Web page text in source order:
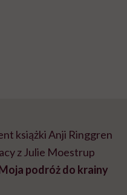
książki Anji Ringgren
z Julie Moestrup
podróż do krainy